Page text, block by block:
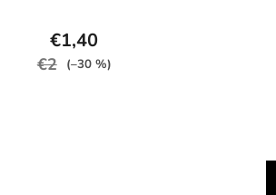
€1,40
€2 (–30 %)